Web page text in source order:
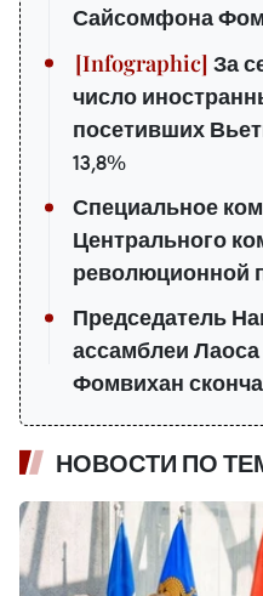
Сайсомфона
За
число
посетивших
13,8%
Специальное
Центрального
революционной
Председатель
ассамблеи
Фомвихан
НОВОСТИ ПО